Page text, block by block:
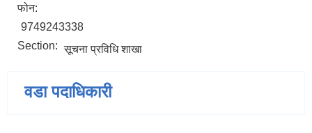
फोन:
9749243338
Section: सूचना प्रविधि शाखा
वडा पदाधिकारी